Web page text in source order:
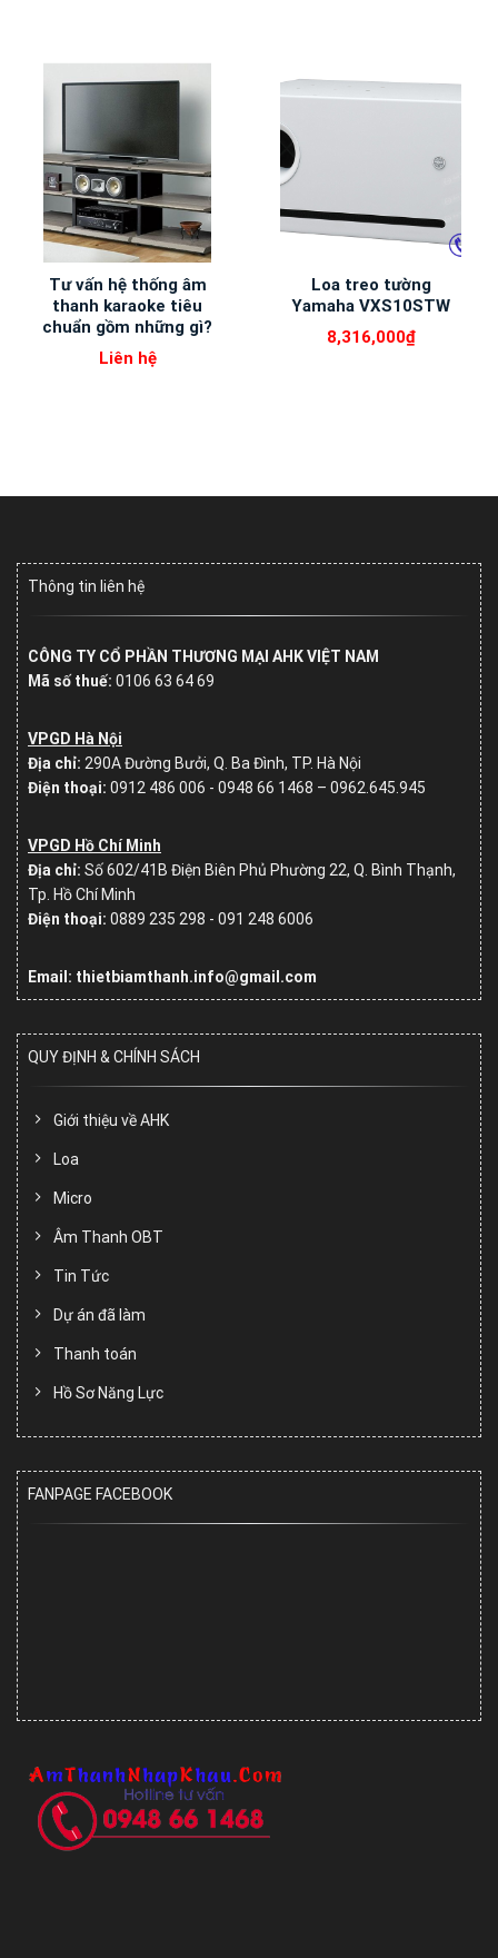
Tư vấn hệ thống âm
thanh karaoke tiêu
chuẩn gồm những gì?
Liên hệ
Loa treo tường
Yamaha VXS10STW
8,316,000₫
Thông tin liên hệ
CÔNG TY CỔ PHẦN THƯƠNG MẠI AHK VIỆT NAM
Mã số thuế: 0106 63 64 69
VPGD Hà Nội
Địa chỉ: 290A Đường Bưởi, Q. Ba Đình, TP. Hà Nội
Điện thoại: 0912 486 006 - 0948 66 1468 – 0962.645.945
VPGD Hồ Chí Minh
Địa chỉ: Số602/41B Điện Biên Phủ Phường 22, Q. Bình Thạnh,
Tp. Hồ Chí Minh
Điện thoại: 0889 235 298 - 091 248 6006
Email: thietbiamthanh.info@gmail.com
QUY ĐỊNH & CHÍNH SÁCH
Giới thiệu về AHK
Loa
Micro
Âm Thanh OBT
Tin Tức
Dự án đã làm
Thanh toán
Hồ Sơ Năng Lực
FANPAGE FACEBOOK